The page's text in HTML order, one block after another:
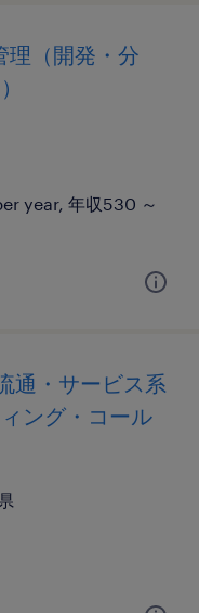
理（開発・分
year, 年収530 ～
通・サービス系
ング・コール